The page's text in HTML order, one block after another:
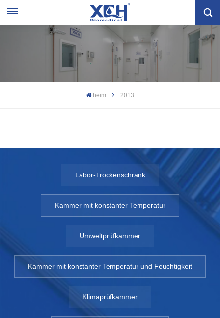
heim 2013
Labor-Trockenschrank
Kammer mit konstanter Temperatur
Umweltprüfkammer
Kammer mit konstanter Temperatur und Feuchtigkeit
Klimaprüfkammer